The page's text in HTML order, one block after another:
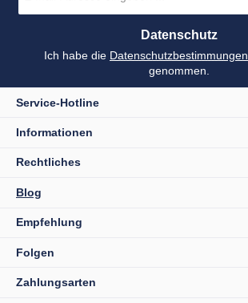
*
Datenschutz
Ich habe die Datenschutzbestimmungen
genommen.
Service-Hotline
Informationen
Rechtliches
Blog
Empfehlung
Folgen
Zahlungsarten